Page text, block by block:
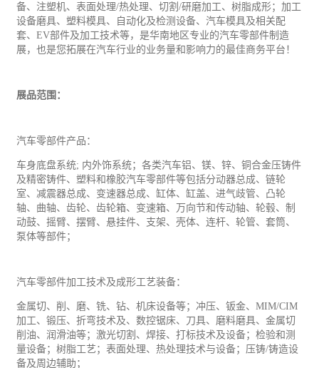
备、注塑机、表面处理/热处理、切割/研磨加工、树脂成形；加工
设备磨具、塑料模具、自动化及检测设备、汽车模具及相关配
套、EV部件及加工技术等，是华南地区专业的汽车零部件制造
展，也是您拓展在汽车行业的业务量和影响力的最佳商务平台！
展品范围：
汽车零部件产品：
车身底盘系统; 内外饰系统；各类汽车铝、镁、锌、铜合金压铸件
及精密铸件、塑料和橡胶汽车零部件等包括分动器总成、链轮
室、减震器总成、变速器总成、缸体、缸盖、进气歧管、凸轮
轴、曲轴、齿轮、齿轮箱、变速箱、万向节和传动轴、轮毂、制
动鼓、摇臂、摆臂、悬挂件、支架、壳体、连杆、轮管、套筒、
泵体等部件；
汽车零部件加工技术及成形工艺装备：
金属切、削、磨、铣、钻、机床设备等；冲压、钣金、 MIM/CIM
加工、锻压、折弯技术及、数控锯床、刀具、磨料磨具、金属切
削油、润滑油等；激光切割、焊接、打标技术及设备；检验和测
量设备；树脂工艺；表面处理、热处理技术与设备；压铸/铸造设
备及周边辅助；